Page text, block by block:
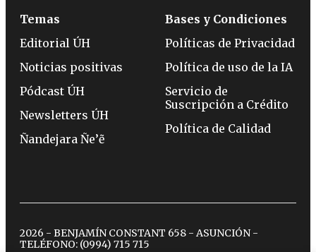
Temas
Editorial ÚH
Noticias positivas
Pódcast ÚH
Newsletters ÚH
Ñandejara Ñe’ẽ
Bases y Condiciones
Políticas de Privacidad
Política de uso de la IA
Servicio de
Suscripción a Crédito
Política de Calidad
2026 - BENJAMÍN CONSTANT 658 - ASUNCIÓN -
TELÉFONO: (0994) 715 715